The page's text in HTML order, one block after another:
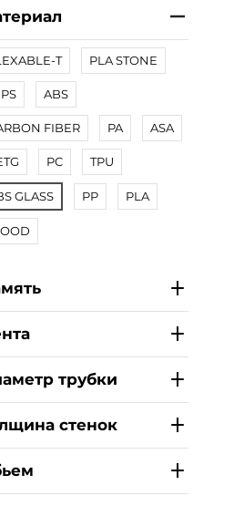
T PLA STONE
ABS
FIBER PA ASA
PC TPU
GLASS PP PLA
трубки
стенок